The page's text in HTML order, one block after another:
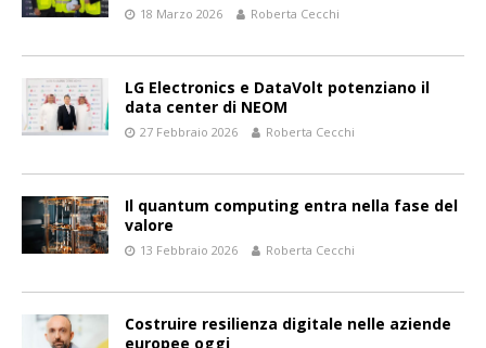
18 Marzo 2026 Roberta Cecchi
LG Electronics e DataVolt potenziano il
data center di NEOM
27 Febbraio 2026 Roberta Cecchi
Il quantum computing entra nella fase del
valore
13 Febbraio 2026 Roberta Cecchi
Costruire resilienza digitale nelle aziende
europee oggi